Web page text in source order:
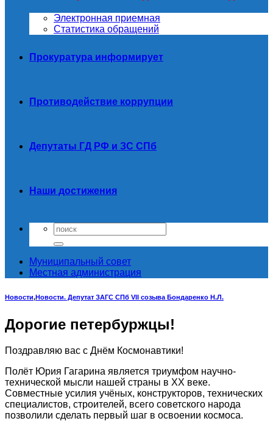
Электронная приемная
Статистика обращений
Прокуратура информирует
Противодействие коррупции
Депутаты ГД РФ и ЗС СПб
Наши достижения
Муниципальный совет
Местная администрация
Новости,Новости. Депутат ЗАГС СПб VII созыва Бондаренко Н.Л.
Дорогие петербуржцы!
Поздравляю вас с Днём Космонавтики!
Полёт Юрия Гагарина является триумфом научно-
технической мысли нашей страны в ХХ веке.
Совместные усилия учёных, конструкторов, технических
специалистов, строителей, всего советского народа
позволили сделать первый шаг в освоении космоса.